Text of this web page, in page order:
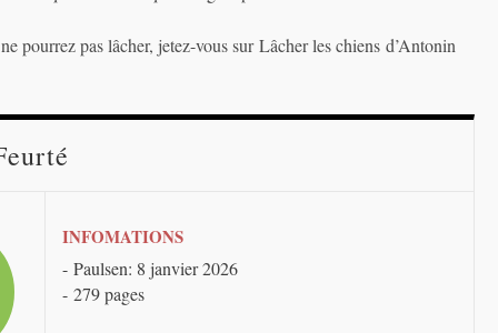
pourrez pas lâcher, jetez-vous sur Lâcher les chiens d’Antonin
INFOMATIONS
Paulsen: 8 janvier 2026
279 pages